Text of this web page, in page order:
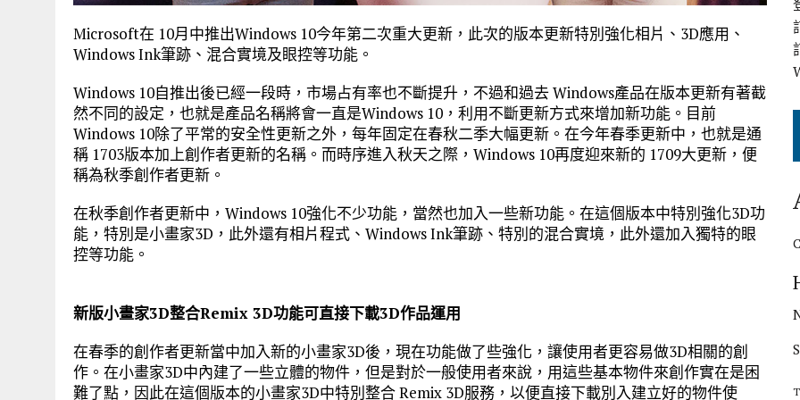
Microsoft在 10月中推出Windows 10今年第二次重大更新，此次的版本更新特別強化相片、3D應用、
Windows Ink筆跡、混合實境及眼控等功能。
Windows 10自推出後已經一段時，市場占有率也不斷提升，不過和過去 Windows產品在版本更新有著截
然不同的設定，也就是產品名稱將會一直是Windows 10，利用不斷更新方式來增加新功能。目前
Windows 10除了平常的安全性更新之外，每年固定在春秋二季大幅更新。在今年春季更新中，也就是通
稱 1703版本加上創作者更新的名稱。而時序進入秋天之際，Windows 10再度迎來新的 1709大更新，便
稱為秋季創作者更新。
在秋季創作者更新中，Windows 10強化不少功能，當然也加入一些新功能。在這個版本中特別強化3D功
能，特別是小畫家3D，此外還有相片程式、Windows Ink筆跡、特別的混合實境，此外還加入獨特的眼
控等功能。
新版小畫家3D整合Remix 3D功能可直接下載3D作品運用
在春季的創作者更新當中加入新的小畫家3D後，現在功能做了些強化，讓使用者更容易做3D相關的創
作。在小畫家3D中內建了一些立體的物件，但是對於一般使用者來說，用這些基本物件來創作實在是困
難了點，因此在這個版本的小畫家3D中特別整合 Remix 3D服務，以便直接下載別入建立好的物件使